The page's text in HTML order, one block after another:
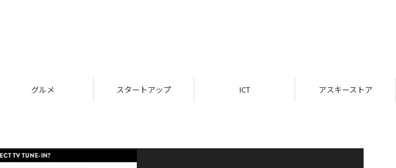
グルメ スタートアップ ICT アスキーストア